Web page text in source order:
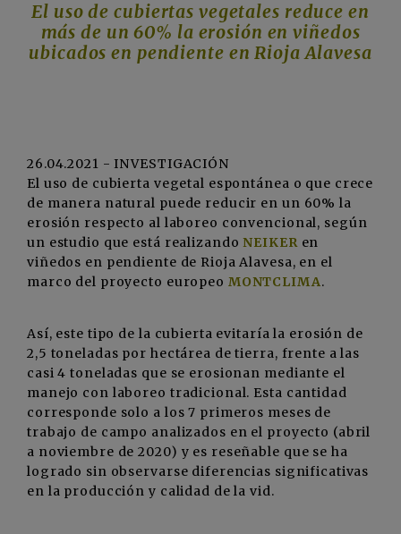
El uso de cubiertas vegetales reduce en
más de un 60% la erosión en viñedos
ubicados en pendiente en Rioja Alavesa
26.04.2021 - INVESTIGACIÓN
El uso de cubierta vegetal espontánea o que crece
de manera natural puede reducir en un 60% la
erosión respecto al laboreo convencional, según
un estudio que está realizandoNEIKER en
viñedos en pendiente de Rioja Alavesa, en el
marco del proyecto europeo MONTCLIMA.
Así, este tipo de la cubierta evitaría la erosión de
2,5 toneladas por hectárea de tierra, frente a las
casi 4 toneladas que se erosionan mediante el
manejo con laboreo tradicional. Esta cantidad
corresponde solo a los 7 primeros meses de
trabajo de campo analizados en el proyecto (abril
a noviembre de 2020) y es reseñable que se ha
logrado sin observarse diferencias significativas
en la producción y calidad de la vid.